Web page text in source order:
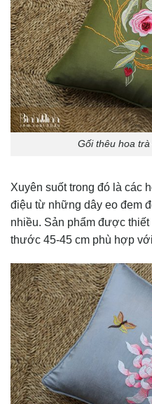
Gối thêu hoa
Xuyên suốt trong đó là các
điệu từ những dây eo đem
nhiều. Sản phẩm được
thước 45-45 cm phù hợp